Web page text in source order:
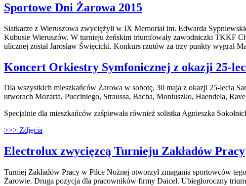
Sportowe Dni Żarowa 2015
Siatkarze z Wieruszowa zwyciężyli w IX Memoriał im. Edwarda
Kubusie Wieruszów. W turnieju żeńskim triumfowały zawodniczki TKKF
ulicznej został Jarosław Święcicki. Konkurs rzutów za trzy punkty wygrał
Koncert Orkiestry Symfonicznej z okazji 25-
Dla wszystkich mieszkańców Żarowa w sobotę, 30 maja z okazji 25-lecia
utworach Mozarta, Pucciniego, Straussa, Bacha, Moniuszko, Haendela,
Specjalnie dla mieszkańców zaśpiewała również solistka Agnieszka
>>> Zdjęcia
Electrolux zwycięzcą Turnieju Zakładów Pracy
Turniej Zakładów Pracy w Piłce Nożnej otworzył zmagania sportowców
Żarowie. Druga pozycja dla pracowników firmy Daicel. Ubiegłoroczny